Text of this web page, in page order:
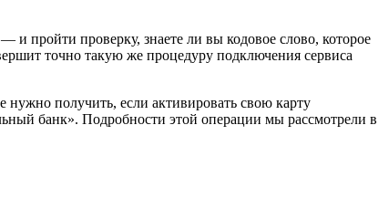
пройти проверку, знаете ли вы кодовое слово, которое
точно такую же процедуру подключения сервиса
получить, если активировать свою карту
банк». Подробности этой операции мы рассмотрели в